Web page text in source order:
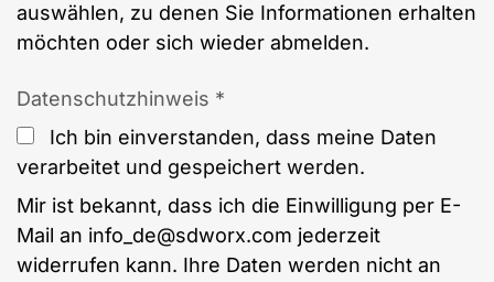
auswählen, zu denen Sie Informationen erhalten
möchten oder sich wieder abmelden.
Datenschutzhinweis *
Ich bin einverstanden, dass meine Daten
verarbeitet und gespeichert werden.
Mir ist bekannt, dass ich die Einwilligung per E-
Mail an info_de@sdworx.com jederzeit
widerrufen kann. Ihre Daten werden nicht an